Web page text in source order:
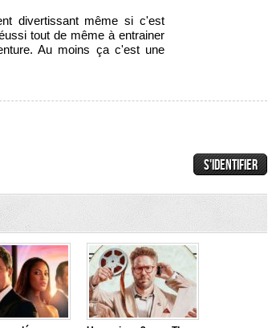
divertissant même si c'est
tout de même à entrainer
Au moins ça c'est une